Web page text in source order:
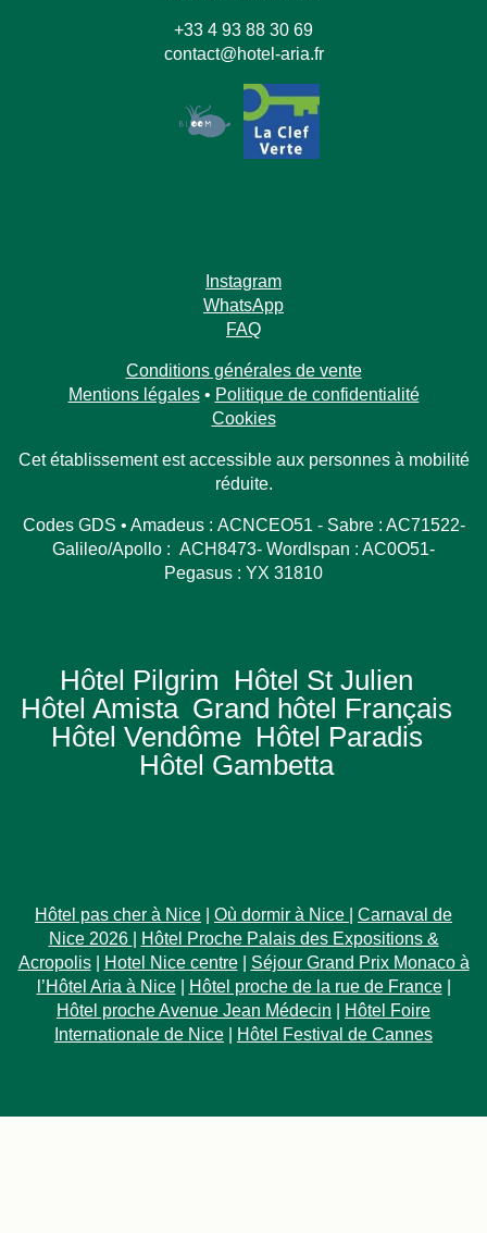
Instagram
WhatsApp
FAQ
Conditions générales de vente
Mentions légales• Politique de confidentialité
Cookies
Cet établissement est accessible aux personnes à mobilité
réduite.
Codes GDS • Amadeus : ACNCEO51 - Sabre : AC71522-
Galileo/Apollo : ACH8473- Wordlspan : AC0O51-
Pegasus : YX 31810
+33 4 93 88 30 69
contact@hotel-aria.fr
Hôtel Pilgrim
Hôtel St Julien
Hôtel Amista Grand hôtel Français
Hôtel Vendôme Hôtel Paradis
Hôtel Gambetta
Hôtel pas cher à Nice Où dormir à Nice
Carnaval de
Nice 2026
Hôtel Proche Palais des Expositions &
Acropolis| Hotel Nice centre| Séjour Grand Prix Monaco à
l’Hôtel Aria à Nice| Hôtel proche de la rue de France|
Hôtel proche Avenue Jean Médecin
Hôtel Foire
Internationale de Nice
Hôtel Festival de Cannes